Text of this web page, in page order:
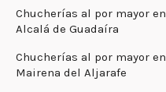
Chucherías al por mayor en
Alcalá de Guadaíra
Chucherías al por mayor en
Mairena del Aljarafe